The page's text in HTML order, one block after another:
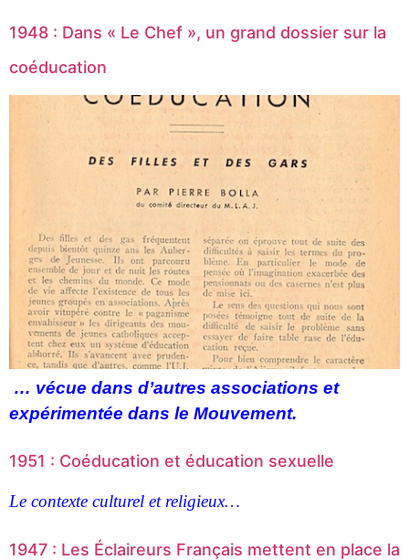
1948 : Dans « Le Chef », un grand dossier sur la
coéducation
… vécue dans d’autres associations et
expérimentée dans le Mouvement.
1951 : Coéducation et éducation sexuelle
Le contexte culturel et religieux…
1947 : Les Éclaireurs Français mettent en place la